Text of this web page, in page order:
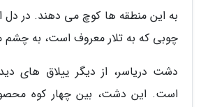
به این منطقه ها کوچ می دهند. در دل
چوبی که به تلار معروف است، به چشم
دشت دریاسر، از دیگر ییلاق های
است. این دشت، بین چهار کوه